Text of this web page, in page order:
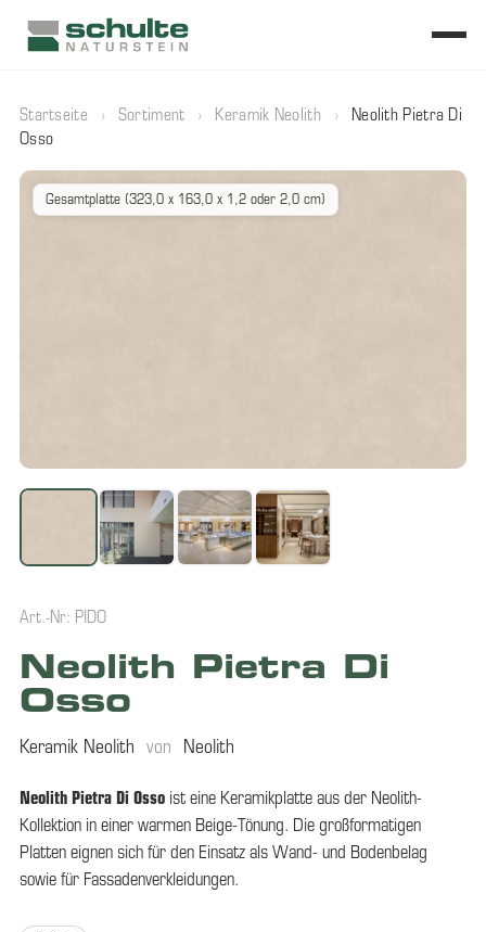
Startseite › Sortiment › Keramik Neolith ›
Neolith Pietra Di
Osso
Gesamtplatte (323,0 x 163,0 x 1,2 oder 2,0 cm)
Art.-Nr: PIDO
Neolith Pietra Di
Osso
Keramik Neolith von Neolith
Neolith Pietra Di Ossoist eine Keramikplatte aus der Neolith-
Kollektion in einer warmen Beige-Tönung. Die großformatigen
Platten eignen sich für den Einsatz als Wand- und Bodenbelag
sowie für Fassadenverkleidungen.